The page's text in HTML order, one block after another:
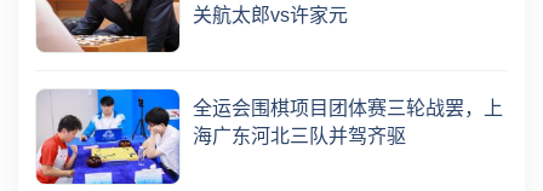
关航太郎vs许家元
全运会围棋项目团体赛三轮战罢，上
海广东河北三队并驾齐驱